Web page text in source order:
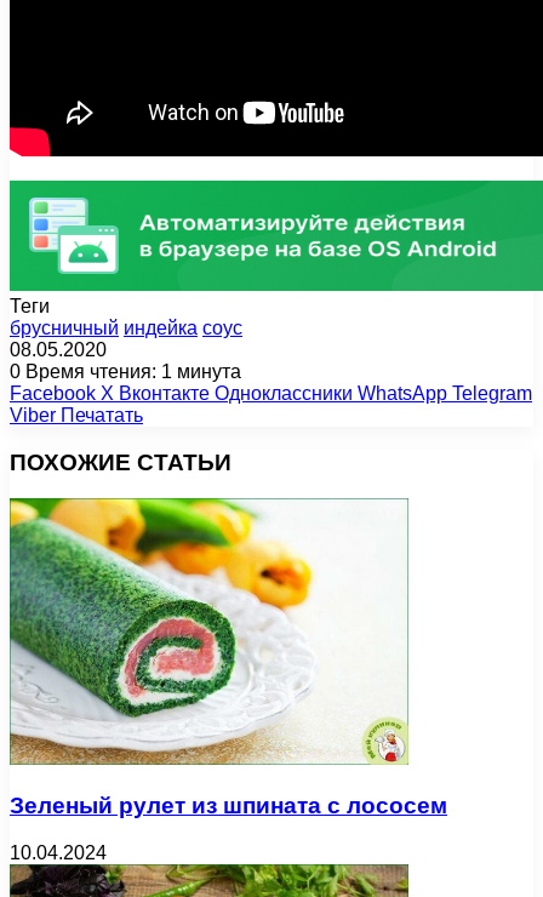
Теги
брусничный индейка соус
08.05.2020
0 Время чтения: 1 минута
Facebook X Вконтакте Одноклассники WhatsApp Telegram
Viber Печатать
ПОХОЖИЕ СТАТЬИ
Зеленый рулет из шпината с лососем
10.04.2024